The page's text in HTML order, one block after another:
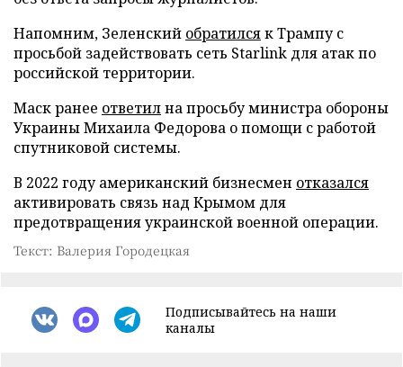
Напомним, Зеленский обратилсяк Трампу с
просьбой задействовать сеть Starlink для атак по
российской территории.
Маск ранее ответилна просьбу министра обороны
Украины Михаила Федорова о помощи с работой
спутниковой системы.
В 2022 году американский бизнесмен отказался
активировать связь над Крымом для
предотвращения украинской военной операции.
Текст: Валерия Городецкая
Подписывайтесь на наши
каналы